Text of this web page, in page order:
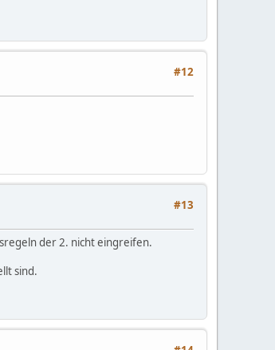
#12
#13
der 2. nicht eingreifen.
sind.